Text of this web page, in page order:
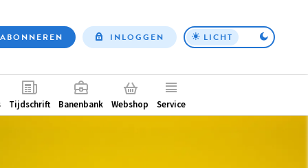
Top
ABONNEREN INLOGGEN LICHT
Tijdschrift Banenbank Webshop Service